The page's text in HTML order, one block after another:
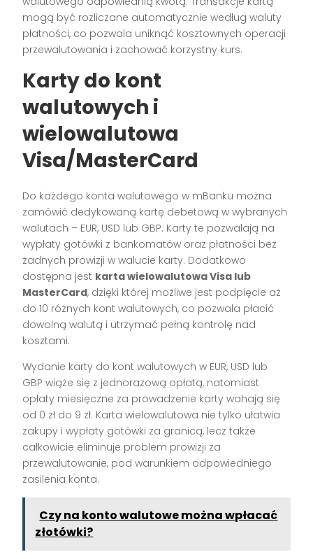
mogą być rozliczane automatycznie według waluty
płatności, co pozwala uniknąć kosztownych operacji
przewalutowania i zachować korzystny kurs.
Karty do kont
walutowych i
wielowalutowa
Visa/MasterCard
Do każdego konta walutowego w mBanku można
zamówić dedykowaną kartę debetową w wybranych
walutach – EUR, USD lub GBP. Karty te pozwalają na
wypłaty gotówki z bankomatów oraz płatności bez
żadnych prowizji w walucie karty. Dodatkowo
dostępna jest karta wielowalutowa Visa lub
MasterCard, dzięki której możliwe jest podpięcie aż
do 10 różnych kont walutowych, co pozwala płacić
dowolną walutą i utrzymać pełną kontrolę nad
kosztami.
Wydanie karty do kont walutowych w EUR, USD lub
GBP wiąże się z jednorazową opłatą, natomiast
opłaty miesięczne za prowadzenie karty wahają się
od 0 zł do 9 zł. Karta wielowalutowa nie tylko ułatwia
zakupy i wypłaty gotówki za granicą, lecz także
całkowicie eliminuje problem prowizji za
przewalutowanie, pod warunkiem odpowiedniego
zasilenia konta.
Czy na konto walutowe można wpłacać
złotówki?